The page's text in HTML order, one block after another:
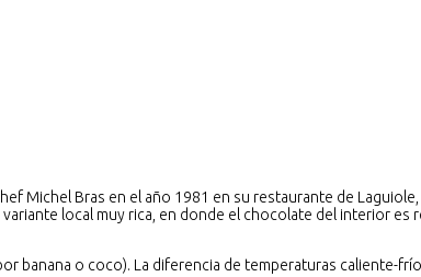
Michel Bras en el año 1981 en su restaurante de
local muy rica, en donde el chocolate del interior
banana o coco). La diferencia de temperaturas caliente-